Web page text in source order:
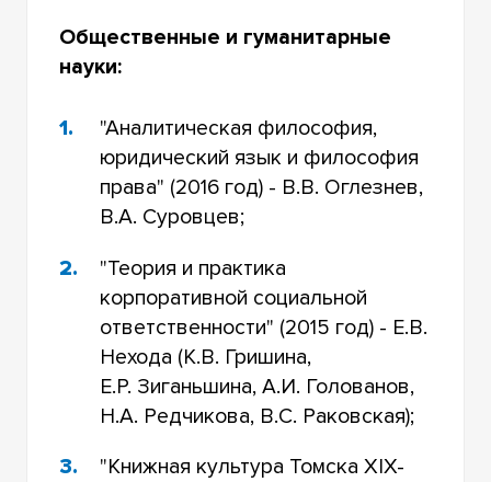
Общественные и гуманитарные
науки:
"Аналитическая философия,
юридический язык и философия
права" (2016 год) - В.В. Оглезнев,
В.А. Суровцев;
"Теория и практика
корпоративной социальной
ответственности" (2015 год) - Е.В.
Нехода (К.В. Гришина,
Е.Р. Зиганьшина, А.И. Голованов,
Н.А. Редчикова, В.С. Раковская);
"Книжная культура Томска XIX-